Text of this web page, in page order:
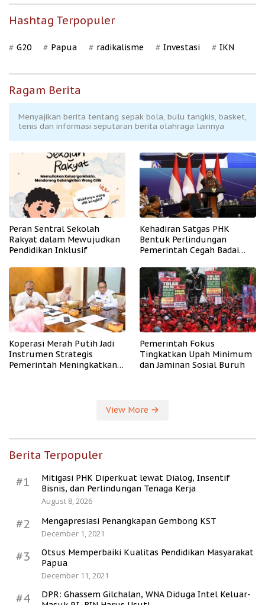
Hashtag Terpopuler
G20 Papua radikalisme Investasi IKN
Ragam Berita
Menyajikan berita tentang sepak bola, bulu tangkis, basket,
tenis dan informasi seputaran berita olahraga lainnya
Peran Sentral Sekolah
Rakyat dalam Mewujudkan
Pendidikan Inklusif
Kehadiran Satgas PHK
Bentuk Perlindungan
Pemerintah Cegah Badai
Koperasi Merah Putih Jadi
Instrumen Strategis
Pemerintah Meningkatkan
Pemerintah Fokus
Tingkatkan Upah Minimum
dan Jaminan Sosial Buruh
View More
Berita Terpopuler
#1
Mitigasi PHK Diperkuat lewat Dialog, Insentif
Bisnis, dan Perlindungan Tenaga Kerja
August 8, 2026
#2
Mengapresiasi Penangkapan Gembong KST
December 1, 2021
#3
Otsus Memperbaiki Kualitas Pendidikan Masyarakat
Papua
December 11, 2021
#4
DPR: Ghassem Gilchalan, WNA Diduga Intel Keluar-